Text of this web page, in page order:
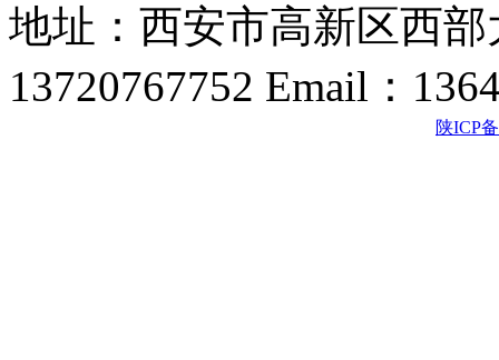
地址：西安市高新区西
13720767752 Email：
陕ICP